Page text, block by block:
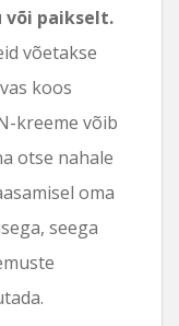
või paikselt.
võetakse
koos
kreeme võib
otse nahale
oma
seega